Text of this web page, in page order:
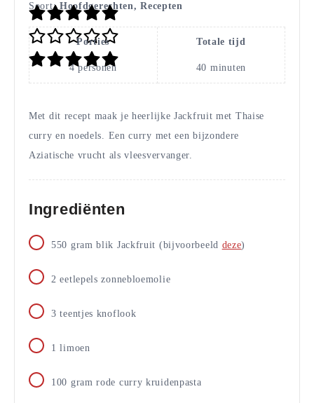
Soort:Hoofdgerechten, Recepten
Porties
4 personen
Totale tijd
40 minuten
Met dit recept maak je heerlijke Jackfruit met Thaise
curry en noedels. Een curry met een bijzondere
Aziatische vrucht als vleesvervanger.
Ingrediënten
550 gram blik Jackfruit (bijvoorbeeld deze)
2 eetlepels zonnebloemolie
3 teentjes knoflook
1 limoen
100 gram rode curry kruidenpasta